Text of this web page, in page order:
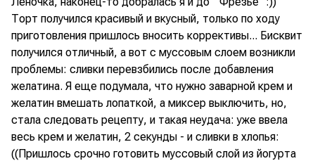
Торт получился красивый и вкусный, только по ходу
приготовления пришлось вносить коррективы... Бисквит
получился отличный, а вот с муссовым слоем возникли
проблемы: сливки перевзбились после добавления
желатина. Я еще подумала, что нужно заварной крем и
желатин вмешать лопаткой, а миксер выключить, но,
стала следовать рецепту, и такая неудача: уже ввела
весь крем и желатин, 2 секунды - и сливки в хлопья:
((Пришлось срочно готовить муссовый слой из йогурта